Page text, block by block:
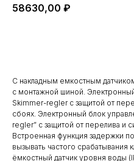
58630,00 ₽
С накладным емкостным
с монтажной шиной.
Skimmer-regler с защитой от
сбоях. Электронный блок
regler” с защитой от перелива и
Встроенная функция задержки
вызывать частого
ёмкостный датчик уровня воды